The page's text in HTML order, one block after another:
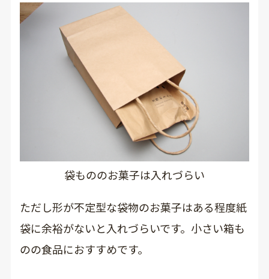
袋もののお菓子は入れづらい
ただし形が不定型な袋物のお菓子はある程度紙
袋に余裕がないと入れづらいです。小さい箱も
のの食品におすすめです。